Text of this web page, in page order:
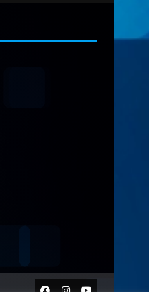
a colpi di
14:16
d’Italia,
in Consiglio
Facebook
Instagram
Youtube